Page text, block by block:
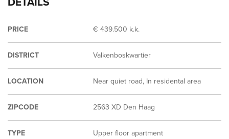
PRICE € 439.500 k.k.
DISTRICT Valkenboskwartier
LOCATION Near quiet road, In residental area
ZIPCODE 2563 XD Den Haag
TYPE Upper floor apartment